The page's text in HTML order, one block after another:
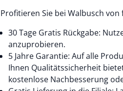
Profitieren Sie bei Walbusch
30 Tage Gratis Rückgabe:
anzuprobieren.
5 Jahre Garantie: Auf alle
Ihnen Qualitätssicherheit
kostenlose Nachbesserung